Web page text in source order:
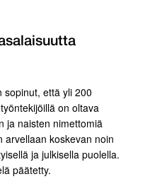
sopinut, että yli 200
on oltava
ja naisten nimettomiä
arvellaan koskevan noin
ja julkisella puolella.
päätetty.